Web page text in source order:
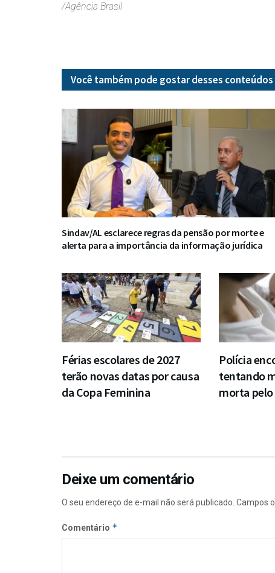
/Agência Brasil
Você também pode gostar desses conteúdos
Sindav/AL esclarece regras da pensão por morte e
alerta para a importância da informação jurídica
Férias escolares de 2027
terão novas datas por causa
da Copa Feminina
Polícia
tentando
morta
Deixe um comentário
O seu endereço de e-mail não será publicado. Campos
Comentário *